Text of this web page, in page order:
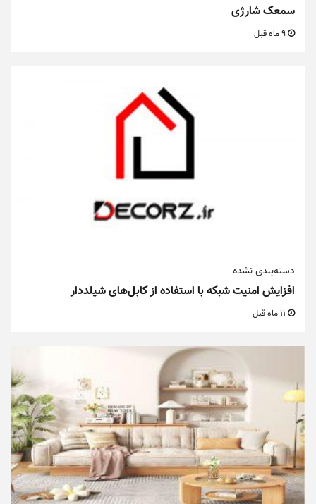
سمعک شارژی
دسته‌بندی نشده
افزایش امنیت شبکه با استفاده از کابل‌های شیلددار